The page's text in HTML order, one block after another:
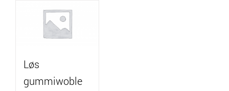
Løs
gummiwoble